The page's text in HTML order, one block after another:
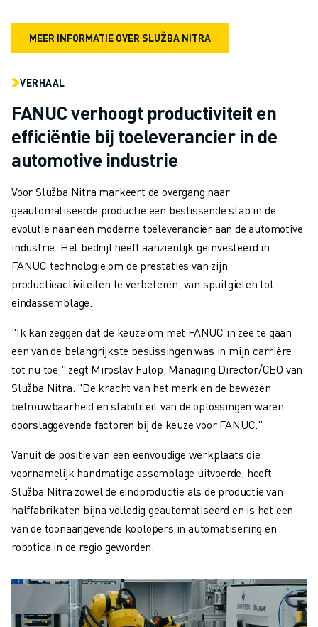
MEER INFORMATIE OVER SLUŽBA NITRA
VERHAAL
FANUC verhoogt productiviteit en
efficiëntie bij toeleverancier in de
automotive industrie
Voor Služba Nitra markeert de overgang naar
geautomatiseerde productie een beslissende stap in de
evolutie naar een moderne toeleverancier aan de automotive
industrie. Het bedrijf heeft aanzienlijk geïnvesteerd in
FANUC technologie om de prestaties van zijn
productieactiviteiten te verbeteren, van spuitgieten tot
eindassemblage.
"Ik kan zeggen dat de keuze om met FANUC in zee te gaan
een van de belangrijkste beslissingen was in mijn carrière
tot nu toe," zegt Miroslav Fülöp, Managing Director/CEO van
Služba Nitra. "De kracht van het merk en de bewezen
betrouwbaarheid en stabiliteit van de oplossingen waren
doorslaggevende factoren bij de keuze voor FANUC."
Vanuit de positie van een eenvoudige werkplaats die
voornamelijk handmatige assemblage uitvoerde, heeft
Služba Nitra zowel de eindproductie als de productie van
halffabrikaten bijna volledig geautomatiseerd en is het een
van de toonaangevende koplopers in automatisering en
robotica in de regio geworden.